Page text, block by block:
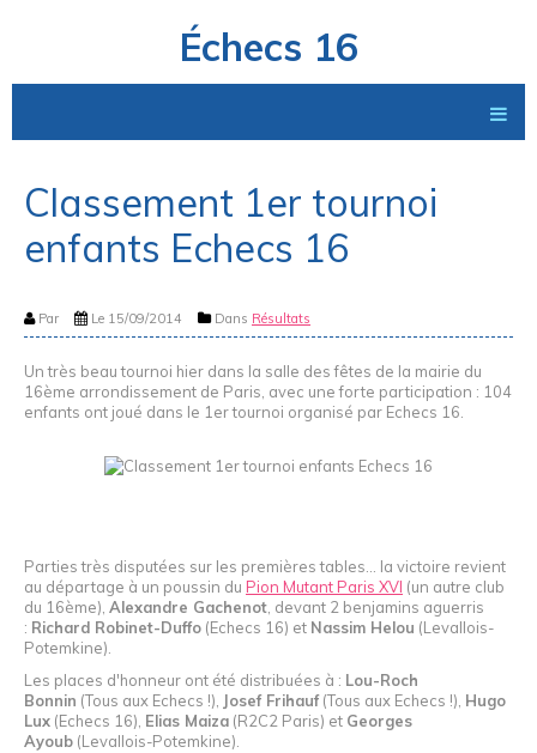
Échecs 16
Classement 1er tournoi
enfants Echecs 16
Par Le 15/09/2014 Dans Résultats
Un très beau tournoi hier dans la salle des fêtes de la mairie du
16ème arrondissement de Paris, avec une forte participation : 104
enfants ont joué dans le 1er tournoi organisé par Echecs 16.
Parties très disputées sur les premières tables... la victoire revient
au départage à un poussin du Pion Mutant Paris XVI (un autre club
du 16ème), Alexandre Gachenot, devant 2 benjamins aguerris
: Richard Robinet-Duffo (Echecs 16) et Nassim Helou (Levallois-
Potemkine).
Les places d'honneur ont été distribuées à : Lou-Roch
Bonnin (Tous aux Echecs !), Josef Frihauf(Tous aux Echecs !), Hugo
Lux (Echecs 16), Elias Maiza (R2C2 Paris) et Georges
Ayoub (Levallois-Potemkine).